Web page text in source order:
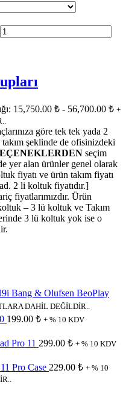
15,750.00 ₺ - 56,700.00 ₺ +
göre tek tek yada 2
şeklinde de ofisinizdeki
seçim
yer alan ürünler genel olarak
fiyatı ve ürün takım fiyatı
2 li koltuk fiyatıdır.]
fiyatlarımızdır. Ürün
– 3 lü koltuk ve Takım
3 lü koltuk yok ise o
Bang & Olufsen BeoPlay
DAHİL DEĞİLDİR..
199.00 ₺ + % 10 KDV
Pro 11 299.00 ₺ + % 10 KDV
Pro Case 229.00 ₺ + % 10